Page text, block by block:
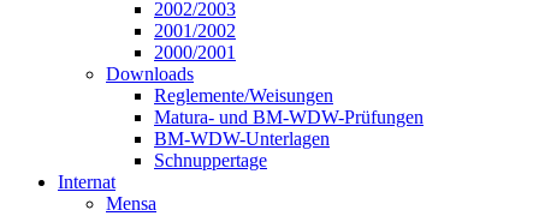
2002/2003
2001/2002
2000/2001
Downloads
Reglemente/Weisungen
Matura- und BM-WDW-Prüfungen
BM-WDW-Unterlagen
Schnuppertage
Internat
Mensa